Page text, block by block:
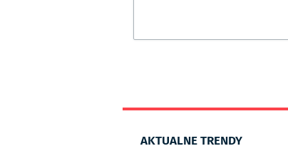
AKTUALNE TRENDY